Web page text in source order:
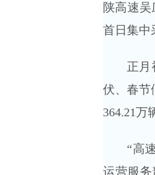
陕高速
首日集中
正月初
伏、春节
364.21万
“高速
运营服